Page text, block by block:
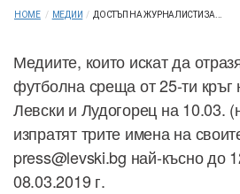
HOME / МЕДИИ / ДОСТЪП НА ЖУРНАЛИСТИ ЗА...
Медиите, които искат да
футболна среща от 25-ти
Левски и Лудогорец на 10.03.
изпратят трите имена на
press@levski.bg най-късно до
08.03.2019 г.